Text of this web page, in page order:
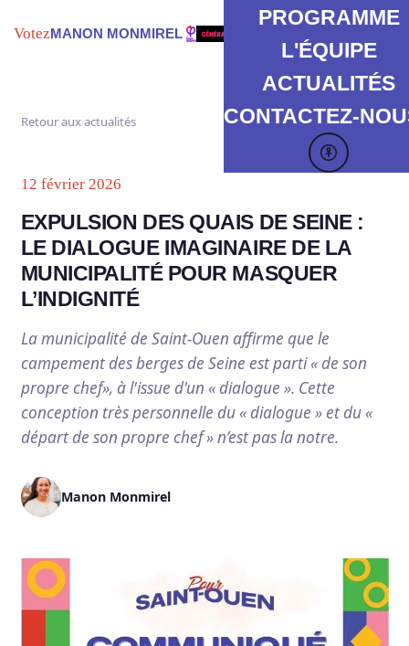
VotezMANON MONMIREL
PROGRAMME
L'ÉQUIPE
ACTUALITÉS
CONTACTEZ-
Retour aux actualités
12 février 2026
EXPULSION DES QUAIS DE SEINE :
LE DIALOGUE IMAGINAIRE DE LA
MUNICIPALITÉ POUR MASQUER
L’INDIGNITÉ
La municipalité de Saint-Ouen affirme que le
campement des berges de Seine est parti « de son
propre chef», à l'issue d'un « dialogue ». Cette
conception très personnelle du « dialogue » et du «
départ de son propre chef » n’est pas la notre.
Manon Monmirel